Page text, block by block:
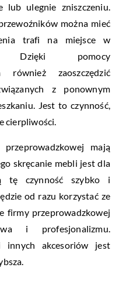
lub ulegnie zniszczeniu.
można mieć
trafi na miejsce w
Dzięki pomocy
również zaoszczędzić
z ponownym
Jest to czynność,
cierpliwości.
mają
skręcanie mebli jest dla
tę czynność szybko i
od razu korzystać ze
firmy przeprowadzkowej
i profesjonalizmu.
innych akcesoriów jest